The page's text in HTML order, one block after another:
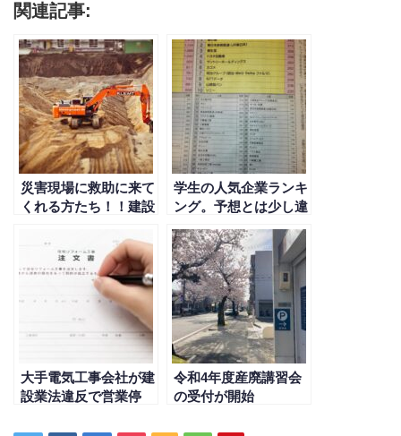
関連記事:
災害現場に救助に来て
くれる方たち！！建設
学生の人気企業ランキ
ング。予想とは少し違
大手電気工事会社が建
設業法違反で営業停
令和4年度産廃講習会
の受付が開始